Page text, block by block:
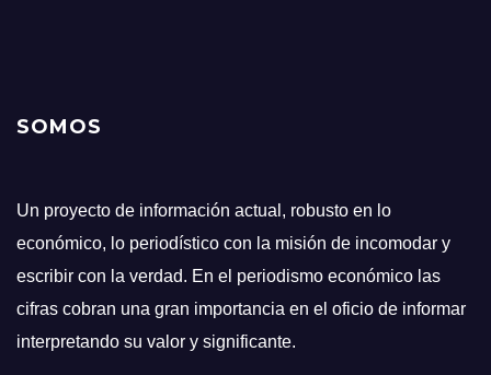
SOMOS
Un proyecto de información actual, robusto en lo
económico, lo periodístico con la misión de incomodar y
escribir con la verdad. En el periodismo económico las
cifras cobran una gran importancia en el oficio de informar
interpretando su valor y significante.